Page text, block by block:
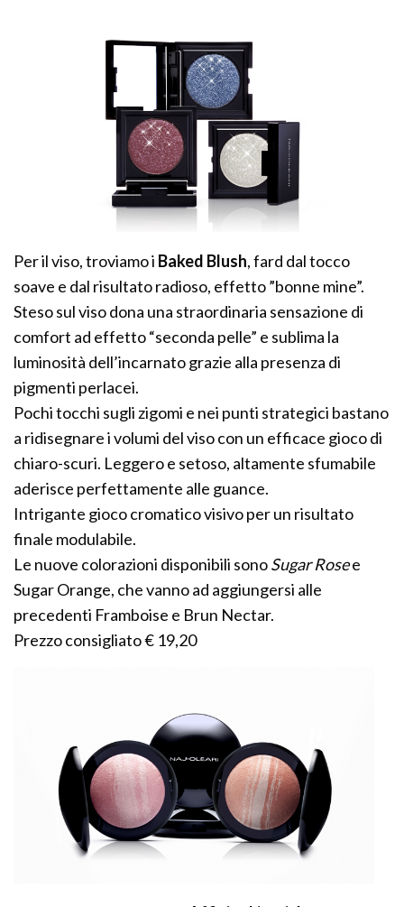
Per il viso, troviamo i Baked Blush, fard dal tocco
soave e dal risultato radioso, effetto ”bonne mine”.
Steso sul viso dona una straordinaria sensazione di
comfort ad effetto “seconda pelle” e sublima la
luminosità dell’incarnato grazie alla presenza di
pigmenti perlacei.
Pochi tocchi sugli zigomi e nei punti strategici bastano
a ridisegnare i volumi del viso con un efficace gioco di
chiaro-scuri. Leggero e setoso, altamente sfumabile
aderisce perfettamente alle guance.
Intrigante gioco cromatico visivo per un risultato
finale modulabile.
Le nuove colorazioni disponibili sonoSugar Rosee
Sugar Orange, che vanno ad aggiungersi alle
precedenti Framboise e Brun Nectar.
Prezzo consigliato € 19,20